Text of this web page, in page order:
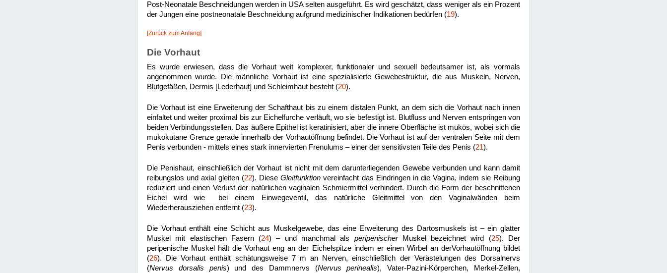
Post-Neonatale Beschneidungen werden in USA selten ausgeführt. Es wird geschätzt, dass weniger als ein Prozent
der Jungen eine postneonatale Beschneidung aufgrund medizinischer Indikationen bedürfen (19).
[Zurück zum Anfang]
Die Vorhaut
Es wurde erwiesen, dass die Vorhaut weit komplexer, funktionaler und sexuell bedeutsamer ist, als vormals
angenommen wurde. Die männliche Vorhaut ist eine spezialisierte Gewebestruktur, die aus Muskeln, Nerven,
Blutgefäßen, Dermis [Lederhaut] und Schleimhaut besteht (20).
Die Vorhaut ist eine Erweiterung der Schafthaut bis zu einem distalen Punkt, an dem sich die Vorhaut nach innen
einfaltet und weiter proximal bis zur Eichelfurche verläuft, wo sie befestigt ist. Blutfluss und Nerven entspringen von
beiden Verbindungsstellen. Das äußere Epithel ist keratinisiert, aber die innere Oberfläche ist mukös, wobei sich die
mukokutane Grenze gerade innerhalb der Vorhautöffnung befindet. Die Vorhaut ist auf der ventralen Seite mit dem
Penis verbunden - mittels eines stark innervierten Frenulums – einer der sensitivsten Teile des Penis (21).
Die Penishaut, einschließlich der Vorhaut ist nicht mit dem darunterliegenden Gewebe verbunden und kann damit
reibungslos und axial gleiten (22). DieseGleitfunktion vereinfacht das Eindringen in die Vagina, indem sie Reibung
reduziert und einen Verlust der natürlichen vaginalen Schmiermittel verhindert. Durch die Form der beschnittenen
Eichel wird wie bei einem Einwegeventil, das natürliche Gleitmittel von den Vaginalwänden beim
Wiederherausziehen entfernt (23).
Die Vorhaut enthält eine Schicht aus Muskelgewebe, das eine Erweiterung des Dartosmuskels ist – ein glatter
Muskel mit elastischen Fasern (24) – und manchmal als peripenischer Muskel bezeichnet wird (25). Der
peripenische Muskel hält die Vorhaut eng an der Eichelspitze indem er einen Wirbel an derVorhautöffnung bildet
(26). Die Vorhaut enthält schätungsweise 7 m an Nerven, einschließlich der Verästelungen des Dorsalnervs
(Nervus dorsalis penis) und des Dammnervs (Nervus perinealis), Vater-Pazini-Körperchen, Merkel-Zellen,